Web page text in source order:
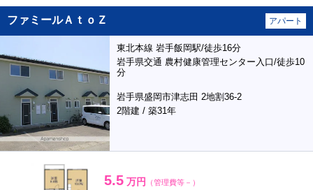
ファミールＡｔｏＺ アパート
東北本線 岩手飯岡駅/徒歩16分
岩手県交通 農村健康管理センター入口/徒歩10
分
岩手県盛岡市津志田 2地割36-2
2階建 / 築31年
5.5 万円 （管理費等－）